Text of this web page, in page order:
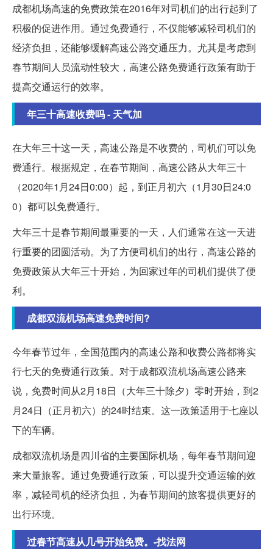
成都机场高速的免费政策在2016年对司机们的出行起到了
积极的促进作用。通过免费通行，不仅能够减轻司机们的
经济负担，还能够缓解高速公路交通压力。尤其是考虑到
春节期间人员流动性较大，高速公路免费通行政策有助于
提高交通运行的效率。
年三十高速收费吗 - 天气加
在大年三十这一天，高速公路是不收费的，司机们可以免
费通行。根据规定，在春节期间，高速公路从大年三十
（2020年1月24日0:00）起，到正月初六（1月30日24:0
0）都可以免费通行。
大年三十是春节期间最重要的一天，人们通常在这一天进
行重要的团圆活动。为了方便司机们的出行，高速公路的
免费政策从大年三十开始，为回家过年的司机们提供了便
利。
成都双流机场高速免费时间?
今年春节过年，全国范围内的高速公路和收费公路都将实
行七天的免费通行政策。对于成都双流机场高速公路来
说，免费时间从2月18日（大年三十除夕）零时开始，到2
月24日（正月初六）的24时结束。这一政策适用于七座以
下的车辆。
成都双流机场是四川省的主要国际机场，每年春节期间迎
来大量旅客。通过免费通行政策，可以提升交通运输的效
率，减轻司机的经济负担，为春节期间的旅客提供更好的
出行环境。
过春节高速从几号开始免费。-找法网